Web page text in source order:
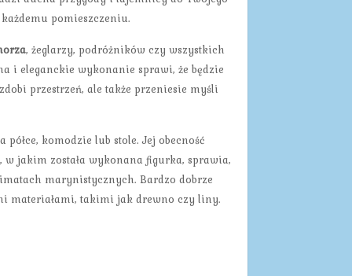
pomieszczeniu.
, żeglarzy, podróżników czy wszystkich
i eleganckie wykonanie sprawi, że będzie
przestrzeń, ale także przeniesie myśli
komodzie lub stole. Jej obecność
jakim została wykonana figurka, sprawia,
marynistycznych. Bardzo dobrze
materiałami, takimi jak drewno czy liny.